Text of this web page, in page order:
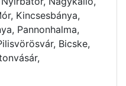
Kincsesbánya,
Pannonhalma,
Bicske,